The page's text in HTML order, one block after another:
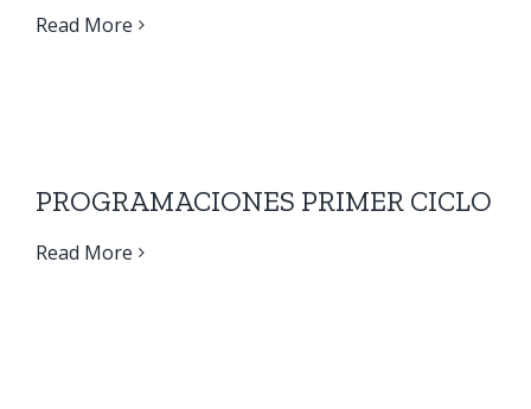
Read More
PROGRAMACIONES PRIMER CICLO
Read More